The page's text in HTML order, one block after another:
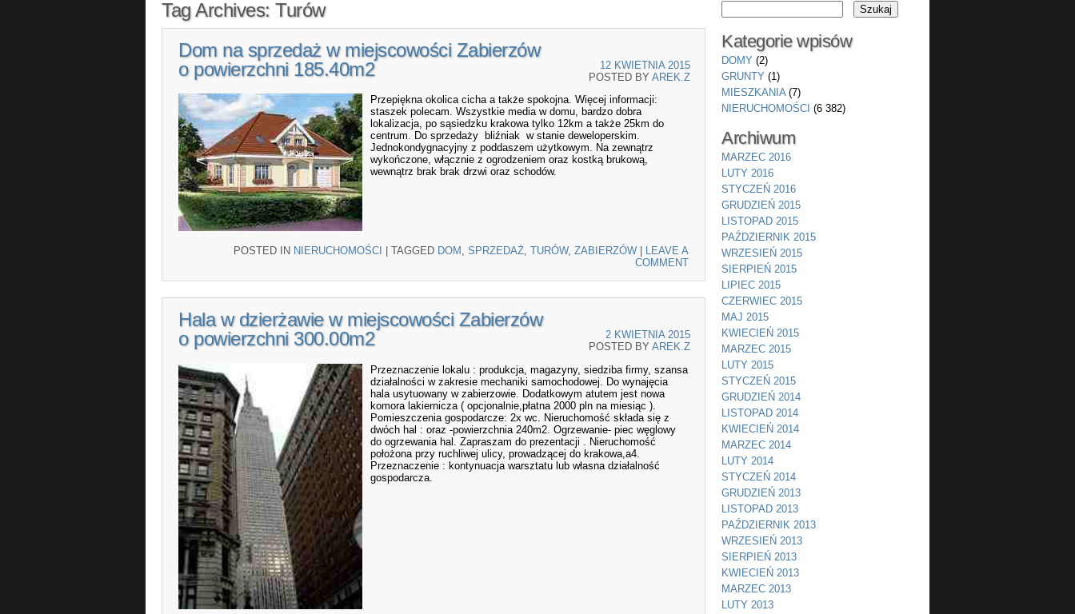
Tag Archives: Turów
Dom na sprzedaż w miejscowości Zabierzów
o powierzchni 185.40m2
12 KWIETNIA 2015
POSTED BY AREK.Z
Przepiękna okolica cicha a także spokojna. Więcej informacji:
staszek polecam. Wszystkie media w domu, bardzo dobra
lokalizacja, po sąsiedzku krakowa tylko 12km a także 25km do
centrum. Do sprzedaży bliźniak w stanie deweloperskim.
Jednokondygnacyjny z poddaszem użytkowym. Na zewnątrz
wykończone, włącznie z ogrodzeniem oraz kostką brukową,
wewnątrz brak brak drzwi oraz schodów.
POSTED IN NIERUCHOMOŚCI TAGGED DOM , SPRZEDAŻ, TURÓW, ZABIERZÓW
LEAVE A
COMMENT
Hala w dzierżawie w miejscowości Zabierzów
o powierzchni 300.00m2
2 KWIETNIA 2015
POSTED BY AREK.Z
Przeznaczenie lokalu : produkcja, magazyny, siedziba firmy, szansa
działalności w zakresie mechaniki samochodowej. Do wynajęcia
hala usytuowany w zabierzowie. Dodatkowym atutem jest nowa
komora lakiernicza ( opcjonalnie,płatna 2000 pln na miesiąc ).
Pomieszczenia gospodarcze: 2x wc. Nieruchomość składa się z
dwóch hal : oraz -powierzchnia 240m2. Ogrzewanie- piec węglowy
do ogrzewania hal. Zapraszam do prezentacji . Nieruchomość
położona przy ruchliwej ulicy, prowadzącej do krakowa,a4.
Przeznaczenie : kontynuacja warsztatu lub własna działalność
gospodarcza.
Kategorie wpisów
DOMY (2)
GRUNTY (1)
MIESZKANIA(7)
NIERUCHOMOŚCI (6 382)
Archiwum
MARZEC 2016
LUTY 2016
STYCZEŃ 2016
GRUDZIEŃ 2015
LISTOPAD 2015
PAŹDZIERNIK 2015
WRZESIEŃ 2015
SIERPIEŃ 2015
LIPIEC 2015
CZERWIEC 2015
MAJ 2015
KWIECIEŃ 2015
MARZEC 2015
LUTY 2015
STYCZEŃ 2015
GRUDZIEŃ 2014
LISTOPAD 2014
KWIECIEŃ 2014
MARZEC 2014
LUTY 2014
STYCZEŃ 2014
GRUDZIEŃ 2013
LISTOPAD 2013
PAŹDZIERNIK 2013
WRZESIEŃ 2013
SIERPIEŃ 2013
KWIECIEŃ 2013
MARZEC 2013
LUTY 2013